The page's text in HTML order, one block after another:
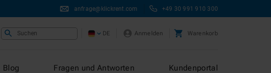
anfrage@klickrent.com +49 30 991 910 300
Suchen DE Anmelden Warenkorb
Blog Fragen und Antworten Kundenportal